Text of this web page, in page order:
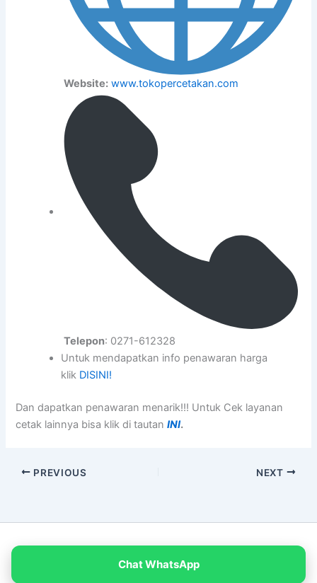
Website: www.tokopercetakan.com
Telepon: 0271-612328
Untuk mendapatkan info penawaran harga
klik DISINI!
Dan dapatkan penawaran menarik!!! Untuk Cek layanan
cetak lainnya bisa klik di tautanINI.
PREVIOUS NEXT
Chat WhatsApp